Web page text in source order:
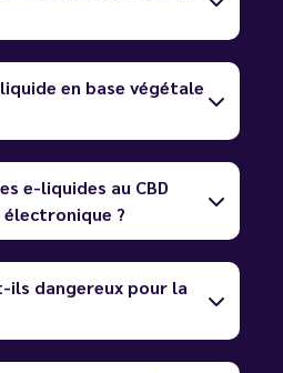
en base végétale
e-liquides au CBD
?
ils dangereux pour la